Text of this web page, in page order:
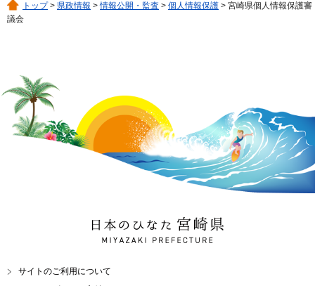
トップ> 県政情報 >情報公開・監査 > 個人情報保護 > 宮崎県個人情報保護審
議会
日本のひなた 宮崎県
MIYAZAKI PREFECTURE
サイトのご利用について